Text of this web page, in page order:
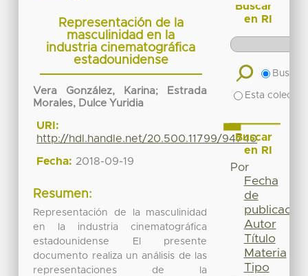
Representación de la
masculinidad en la
industria cinematográfica
estadounidense
Vera González, Karina;
Estrada
Morales, Dulce Yuridia
URI:
http://hdl.handle.net/20.500.11799/94740
Fecha: 2018-09-19
Resumen:
Representación de la masculinidad
en la industria cinematográfica
estadounidense El presente
documento realiza un análisis de las
representaciones de la
Buscar
en RI
Buscar
Esta
Buscar
en RI
Por
Fecha
de
publicación
Autor
Título
Materia
Tipo